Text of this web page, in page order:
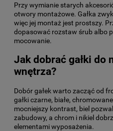
Przy wymianie starych
otwory montażowe. Gałka
więc jej montaż jest prostszy.
dopasować rozstaw śrub albo
mocowanie.
Jak dobrać gałki do
wnętrza?
Dobór gałek warto zacząć od
gałki czarne, białe,
mocniejszy kontrast, biel
zabudowy, a chrom i nikiel
elementami wyposażenia.